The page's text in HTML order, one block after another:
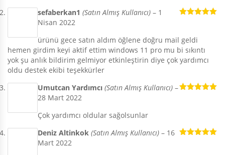
sefaberkan1 (Satın Almış Kullanıcı) – 1
Nisan 2022
ürünü gece satın aldım öğlene doğru mail geldi
hemen girdim keyi aktif ettim windows 11 pro mu bi sıkıntı
yok şu anlık bildirim gelmiyor etkinleştirin diye çok yardımcı
oldu destek ekibi teşekkürler
Umutcan Yardımcı (Satın Almış Kullanıcı) –
28 Mart 2022
Çok yardımcı oldular sağolsunlar
Deniz Altinkok (Satın Almış Kullanıcı) – 16
Mart 2022